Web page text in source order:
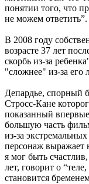
понятии того, что
не можем ответить”.
В 2008 году
возрасте 37 лет
скорбь из-за
"сложнее" из-за его
Депардье, спорный
Стросс-Кане
показанный
большую часть
из-за
персонаж выражает
я мог быть
лет, говорит о
становится